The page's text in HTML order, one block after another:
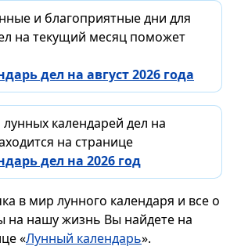
и благоприятные дни для
на текущий месяц поможет
дел на август 2026 года
календарей дел на
на странице
дел на 2026 год
в мир лунного календаря и все о
на нашу жизнь Вы найдете на
«Лунный календарь».